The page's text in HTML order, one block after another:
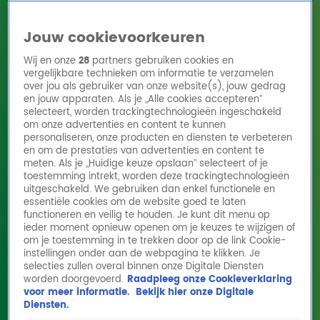
HomeActiesRadioshows DJ'sRadio 10 zendersHitlijsten
Radio luisteren
Volg Radio 10
Zoeken
HomeOnline Radio LuisterenActiesShowsAlle zenders
Gijs Staverman grappig? Sanne Wallis de
Vries schiet te hulp voor Staverman Stand-
Up
Jouw cookievoorkeuren
Wij en onze28 partners gebruiken cookies en
vergelijkbare technieken om informatie te verzamelen
over jou als gebruiker van onze website(s), jouw gedrag
en jouw apparaten. Als je „Alle cookies accepteren”
selecteert, worden trackingtechnologieën ingeschakeld
om onze advertenties en content te kunnen
personaliseren, onze producten en diensten te verbeteren
en om de prestaties van advertenties en content te
meten. Als je „Huidige keuze opslaan” selecteert of je
toestemming intrekt, worden deze trackingtechnologieën
uitgeschakeld. We gebruiken dan enkel functionele en
essentiële cookies om de website goed te laten
functioneren en veilig te houden. Je kunt dit menu op
ieder moment opnieuw openen om je keuzes te wijzigen of
om je toestemming in te trekken door op de link Cookie-
instellingen onder aan de webpagina te klikken. Je
selecties zullen overal binnen onze Digitale Diensten
worden doorgevoerd. Raadpleeg onze Cookieverklaring
voor meer informatie. Bekijk hier onze Digitale
Diensten.